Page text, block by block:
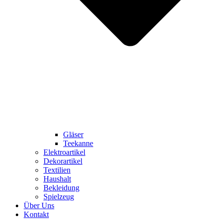
Gläser
Teekanne
Elektroartikel
Dekorartikel
Textilien
Haushalt
Bekleidung
Spielzeug
Über Uns
Kontakt